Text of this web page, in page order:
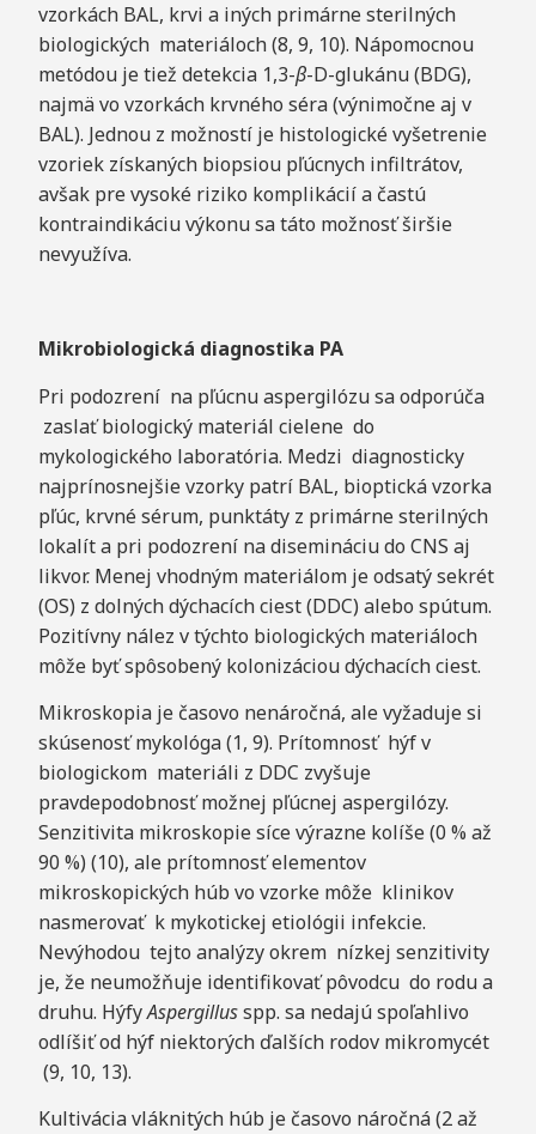
vzorkách BAL, krvi a iných primárne sterilných
biologických materiáloch (8, 9, 10). Nápomocnou
metódou je tiež detekcia 1,3-β-D-glukánu (BDG),
najmä vo vzorkách krvného séra (výnimočne aj v
BAL). Jednou z možností je histologické vyšetrenie
vzoriek získaných biopsiou pľúcnych infiltrátov,
avšak pre vysoké riziko komplikácií a častú
kontraindikáciu výkonu sa táto možnosť širšie
nevyužíva.
Mikrobiologická diagnostika PA
Pri podozrení na pľúcnu aspergilózu sa odporúča
zaslať biologický materiál cielene do
mykologického laboratória. Medzi diagnosticky
najprínosnejšie vzorky patrí BAL, bioptická vzorka
pľúc, krvné sérum, punktáty z primárne sterilných
lokalít a pri podozrení na disemináciu do CNS aj
likvor. Menej vhodným materiálom je odsatý sekrét
(OS) z dolných dýchacích ciest (DDC) alebo spútum.
Pozitívny nález v týchto biologických materiáloch
môže byť spôsobený kolonizáciou dýchacích ciest.
Mikroskopia je časovo nenáročná, ale vyžaduje si
skúsenosť mykológa (1, 9). Prítomnosť hýf v
biologickom materiáli z DDC zvyšuje
pravdepodobnosť možnej pľúcnej aspergilózy.
Senzitivita mikroskopie síce výrazne kolíše (0 % až
90 %) (10), ale prítomnosť elementov
mikroskopických húb vo vzorke môže klinikov
nasmerovať k mykotickej etiológii infekcie.
Nevýhodou tejto analýzy okrem nízkej senzitivity
je, že neumožňuje identifikovať pôvodcu do rodu a
druhu. HýfyAspergillusspp. sa nedajú spoľahlivo
odlíšiť od hýf niektorých ďalších rodov mikromycét
(9, 10, 13).
Kultivácia vláknitých húb je časovo náročná (2 až